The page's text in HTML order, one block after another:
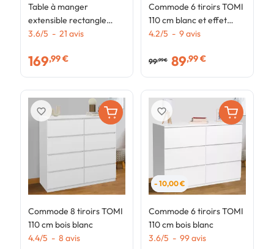
Table à manger
extensible rectangle
PHOENIX 6-12
vieilli et noir 200-300 cm
3.6/5 - 21 avis
169,99 €
Commode 8 tiroirs TOMI
110 cm bois blanc
4.4/5 - 8 avis
favorite_border
Commode 6 tiroirs TOMI
110 cm blanc et effet
béton
4.2/5 - 9avis
99,99 € 89,99 €
- 10,00 €
Commode 6 tiroirs TOMI
110 cm bois blanc
3.6/5 - 99avis
favorite_border